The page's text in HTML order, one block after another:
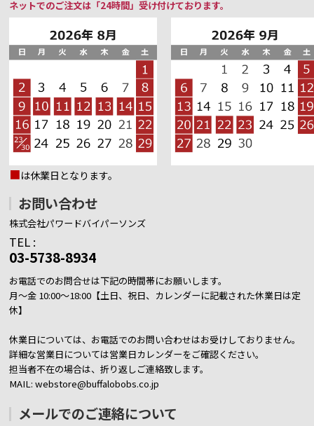
ネットでのご注文は「24時間」受け付けております。
■は休業日となります。
お問い合わせ
株式会社パワードバイパーソンズ
TEL :
03-5738-8934
お電話でのお問合せは下記の時間帯にお願いします。
月～金 10:00～18:00【土日、祝日、カレンダーに記載された休業日は定
休】
休業日については、お電話でのお問い合わせはお受けしておりません。
詳細な営業日については営業日カレンダーをご確認ください。
担当者不在の場合は、折り返しご連絡致します。
MAIL: webstore@buffalobobs.co.jp
メールでのご連絡について